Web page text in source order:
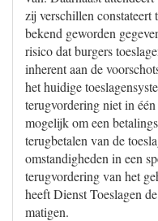
zij verschillen constateert
bekend geworden
risico dat burgers
inherent aan de
het huidige
terugvordering niet in
mogelijk om een
terugbetalen van de
omstandigheden in een
terugvordering van het
heeft Dienst Toeslagen
matigen.